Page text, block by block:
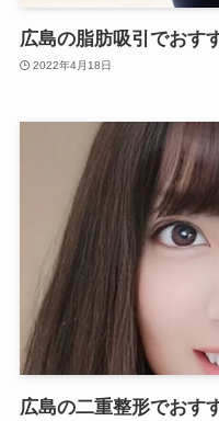
広島の脂肪吸引でおす
2022年4月18日
広島の二重整形でおす